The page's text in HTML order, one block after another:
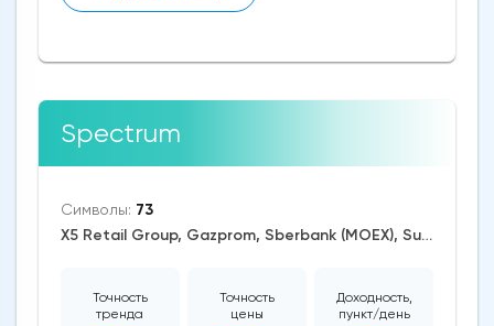
Spectrum
Символы: 73
X5 Retail Group, Gazprom, Sberbank (MOEX), Surgutneftegaz, AUD/USD, EUR/RUB, EUR/USD, GBP/USD, USD/CAD, USD/CHF, USD/JPY, USD/RUB, CAD/CHF, EUR/AUD, EUR/NZD, EUR/GBP, CAD/JPY, EUR/CHF, GBP/AUD, GBP/NZD, AUD/NZD, GBP/CHF, NZD/CHF, AUD/CHF, EUR/JPY, CHF/JPY, EUR/CAD, GBP/JPY, NZD/JPY, AUD/JPY, NZD/USD, GBP/CAD, NZD/CAD, AUD/CAD, Dash/USD, Stellar/USD, Zcash/USD, Cardano/USD, EOS/USD, BitcoinCash/USD, Litecoin/USD, IOTA/USD, Ethereum/USD, Monero/USD, Bitcoin/USD, BitcoinGold/USD, XRP/USD, RTS, US Dollar Index, DAX, Dow Jones, S&P 500, Brent Crude Oil, WTI Crude Oil, Palladium, Silver, Gold, Copper, Alphabet, Meta Platforms, Bank of America, Intel, Walt Disney, Amazon, Tesla Motors, Boeing, Sugar, Dogecoin, Binance Coin, Polkadot, Chainlink, Solana, Tezos
Точность
тренда
Точность
цены
Доходность,
пункт/день